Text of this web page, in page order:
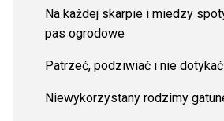
Na każdej skarpie i miedzy
pas ogrodowe
Patrzeć, podziwiać i nie dotykać
Niewykorzystany rodzimy